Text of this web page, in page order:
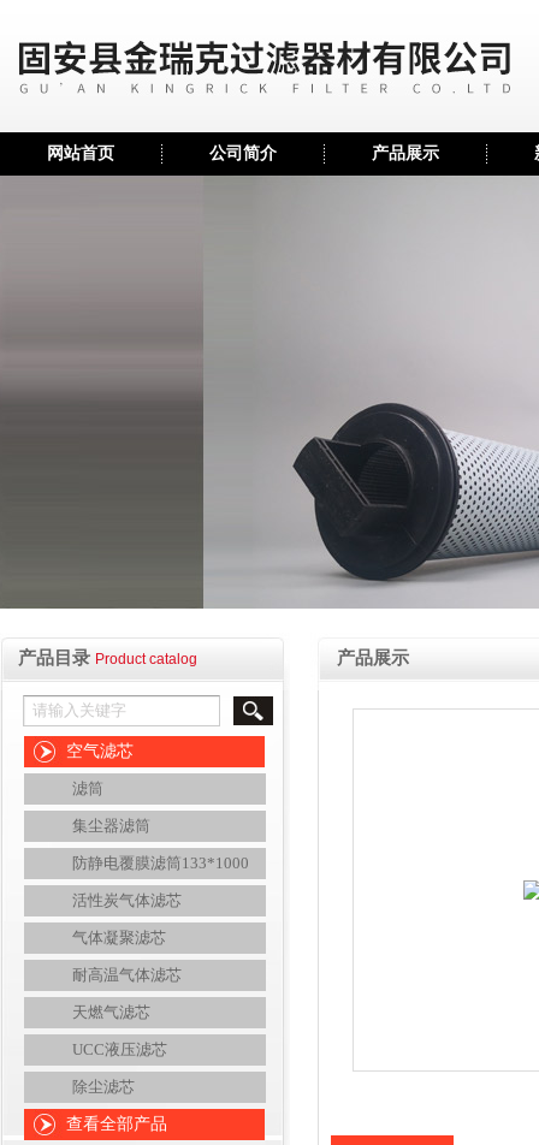
网站首页 公司简介 产品展示
产品目录 Product catalog
空气滤芯
滤筒
集尘器滤筒
防静电覆膜滤筒133*1000
活性炭气体滤芯
气体凝聚滤芯
耐高温气体滤芯
天燃气滤芯
UCC液压滤芯
除尘滤芯
查看全部产品
产品展示